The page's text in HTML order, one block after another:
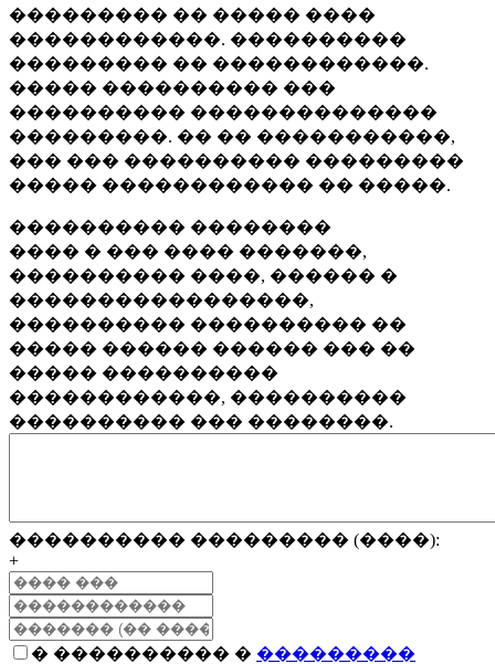
��������� �� ����� ����
������������. ����������
��������� �� ������������.
����� ���������� ���
���������� ��������������
���������. �� �� �����������,
��� ��� ���������� ���������
����� ������������ �� �����.
���������� ��������
���� � ��� ���� �������,
���������� ����, ������ �
�����������������,
���������� ���������� ��
����� ������ ������ ��� ��
����� ����������
������������, ����������
���������� ��� ��������.
���������� ��������� (����):
+
� ���������� � ���������